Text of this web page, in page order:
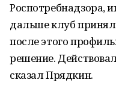
Роспотребнадзора,
дальше клуб
после этого
решение.
сказал Прядкин.